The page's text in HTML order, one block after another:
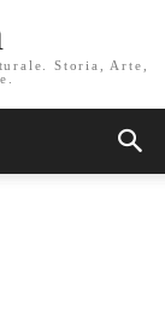
Storia, Arte,